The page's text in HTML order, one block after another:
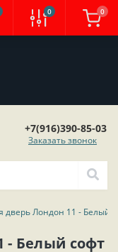
0 0
+7(916)390-85-03
Заказать звонок
дверь Лондон 11 - Белый
- Белый софт